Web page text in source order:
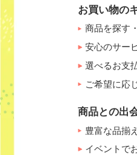
お買い物の
商品を探す
安心のサー
選べるお支
ご希望に応
商品との出
豊富な品揃
イベントで